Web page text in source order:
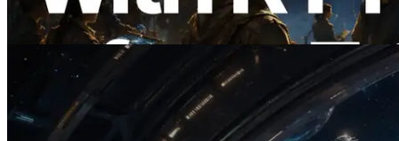
यह लेख पढ़ें